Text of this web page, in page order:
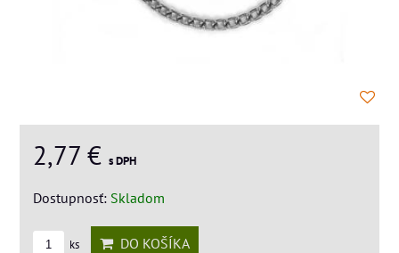
2,77 € s DPH
Dostupnosť: Skladom
ks DO KOŠÍKA